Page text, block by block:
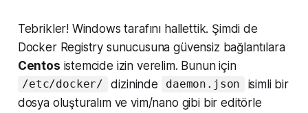
Tebrikler! Windows tarafını hallettik. Şimdi de
Docker Registry sunucusuna güvensiz bağlantılara
Centos istemcide izin verelim. Bunun için
/etc/docker/ dizininde daemon.json
isimli bir
dosya oluşturalım ve vim/nano gibi bir editörle